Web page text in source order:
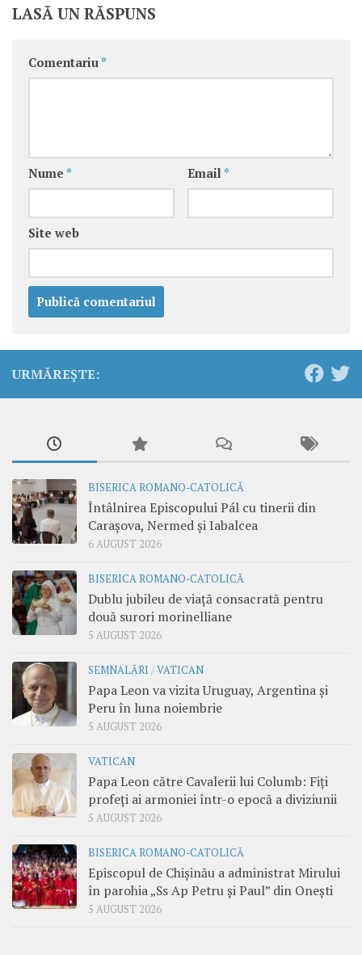
LASĂ UN RĂSPUNS
Comentariu *
Nume * Email *
Site web
URMĂREȘTE:
BISERICA ROMANO-CATOLICĂ
Întâlnirea Episcopului Pál cu tinerii din
Carașova, Nermed și Iabalcea
6 AUGUST 2026
BISERICA ROMANO-CATOLICĂ
Dublu jubileu de viață consacrată pentru
două surori morinelliane
5 AUGUST 2026
SEMNALĂRI /VATICAN
Papa Leon va vizita Uruguay, Argentina și
Peru în luna noiembrie
5 AUGUST 2026
VATICAN
Papa Leon către Cavalerii lui Columb: Fiți
profeți ai armoniei într-o epocă a diviziunii
5 AUGUST 2026
BISERICA ROMANO-CATOLICĂ
Episcopul de Chișinău a administrat Mirului
în parohia „Ss Ap Petru și Paul” din Onești
5 AUGUST 2026